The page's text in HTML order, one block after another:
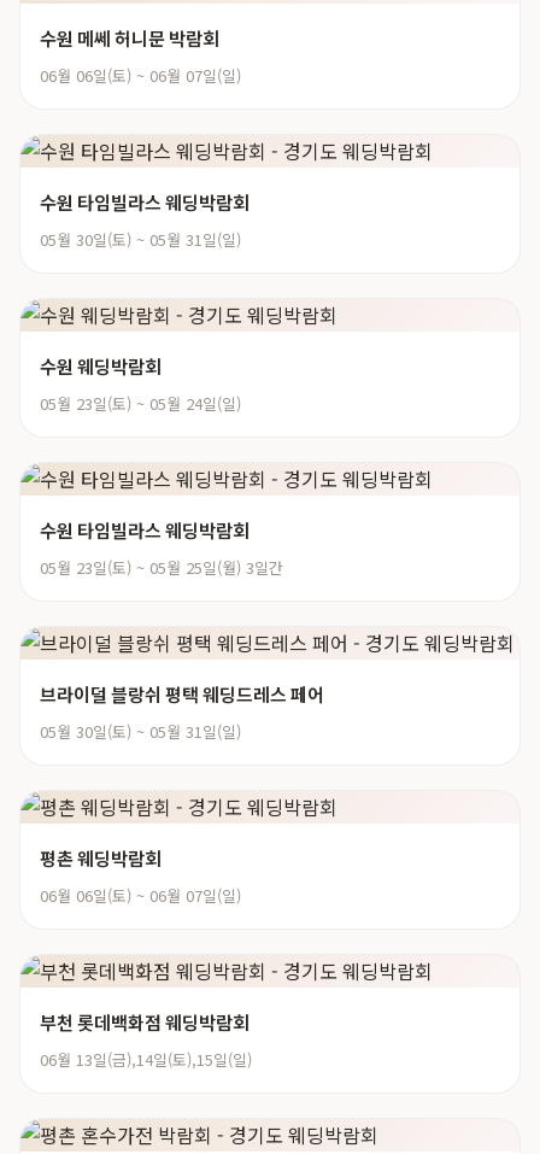
수원 메쎄 허니문 박람회
06월 06일(토) ~ 06월 07일(일)
수원 타임빌라스 웨딩박람회
05월 30일(토) ~ 05월 31일(일)
수원 웨딩박람회
05월 23일(토) ~ 05월 24일(일)
수원 타임빌라스 웨딩박람회
05월 23일(토) ~ 05월 25일(월) 3일간
브라이덜 블랑쉬 평택 웨딩드레스 페어
05월 30일(토) ~ 05월 31일(일)
평촌 웨딩박람회
06월 06일(토) ~ 06월 07일(일)
부천 롯데백화점 웨딩박람회
06월 13일(금),14일(토),15일(일)